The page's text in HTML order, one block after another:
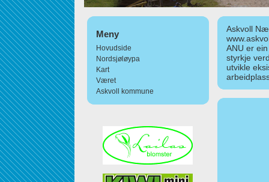
Meny
Hovudside
Nordsjøløypa
Kart
Været
Askvoll kommune
Askvoll
ANU er
styrkje
utvikle